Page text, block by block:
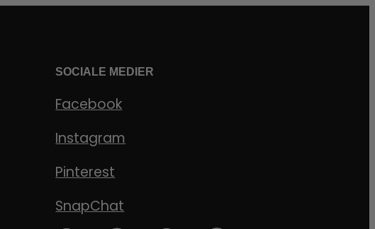
SOCIALE MEDIER
Facebook
Instagram
Pinterest
SnapChat